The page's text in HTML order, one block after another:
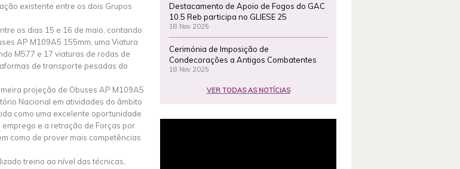
existente entre os dois Grupos
os dias 15 e 16 de maio, contando
AP M109A5 155mm; uma Viatura
M577 e 17 viaturas de rodas de
de transporte pesadas do
projeção de Obuses AP M109A5
Nacional em atividades do âmbito
como uma excelente oportunidade
e a retração de Forças por
como de prover mais competências
treino ao nível das técnicas,
Destacamento de Apoio de Fogos do GAC
10.5 Reb participa no GLIESE 25
18 Nov 2025
Cerimónia de Imposição de
Condecorações a Antigos Combatentes
18 Nov 2025
VER TODAS AS NOTÍCIAS